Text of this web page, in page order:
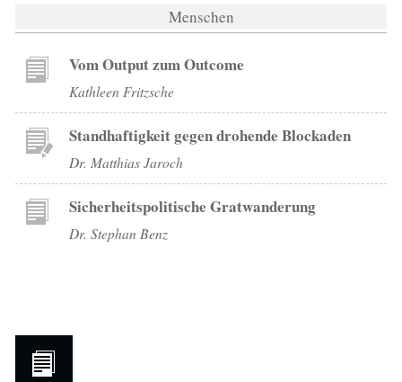
Menschen
Vom Output zum Outcome
Kathleen Fritzsche
Standhaftigkeit gegen drohende Blockaden
Dr. Matthias Jaroch
Sicherheitspolitische Gratwanderung
Dr. Stephan Benz